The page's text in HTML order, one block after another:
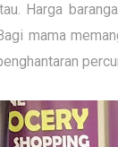
Harga
mama